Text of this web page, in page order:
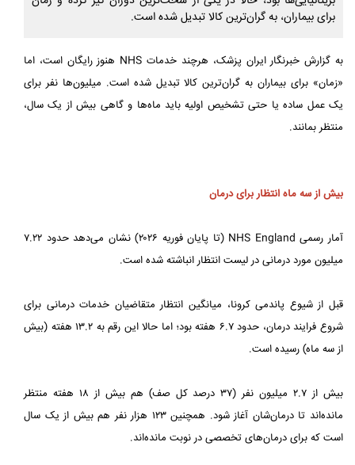
برای بیماران، به گران‌ترین کالا تبدیل شده است.
به گزارش خبرنگار ایران پزشک، هرچند خدمات NHS هنوز رایگان است، اما
«زمان» برای بیماران به گران‌ترین کالا تبدیل شده است. میلیون‌ها نفر برای
یک عمل ساده یا حتی تشخیص اولیه باید ماه‌ها و گاهی بیش از یک سال،
منتظر بمانند.
بیش از سه ماه انتظار برای درمان
آمار رسمی NHS England (تا پایان فوریه ۲۰۲۶) نشان می‌دهد حدود ۷.۲۲
میلیون مورد درمانی در لیست انتظار انباشته شده است.
قبل از شیوع پاندمی کرونا، میانگین انتظار متقاضیان خدمات درمانی برای
شروع فرایند درمان، حدود ۶.۷ هفته بود؛ اما حالا این رقم به ۱۳.۲ هفته (بیش
از سه ماه) رسیده است.
بیش از ۲.۷ میلیون نفر (۳۷ درصد کل صف) هم بیش از ۱۸ هفته منتظر
مانده‌اند تا درمان‌شان آغاز شود. همچنین ۱۲۳ هزار نفر هم بیش از یک سال
است که برای درمان‌های تخصصی در نوبت مانده‌اند.